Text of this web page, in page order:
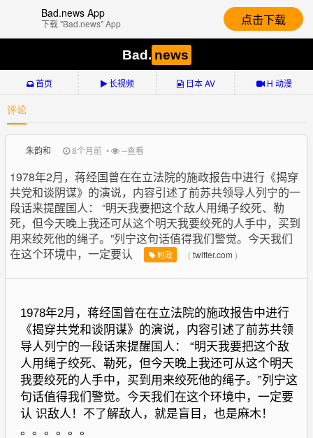
Bad.news App
下载 "Bad.news" App 点击下载
Bad. news
首页 长视频 日本 AV H 动漫
评论
朱韵和 8个月前 • --查看
1978年2月，蒋经国曾在在立法院的施政报告中进行《揭穿
共党和谈阴谋》的演说，内容引述了前苏共领导人列宁的一
段话来提醒国人： “明天我要把这个敌人用绳子绞死、勒
死，但今天晚上我还可从这个明天我要绞死的人手中，买到
用来绞死他的绳子。”列宁这句话值得我们警觉。今天我们
在这个环境中，一定要认
时政 (twitter.com)
1978年2月，蒋经国曾在在立法院的施政报告中进行
《揭穿共党和谈阴谋》的演说，内容引述了前苏共领
导人列宁的一段话来提醒国人： “明天我要把这个敌
人用绳子绞死、勒死，但今天晚上我还可从这个明天
我要绞死的人手中，买到用来绞死他的绳子。”列宁这
句话值得我们警觉。今天我们在这个环境中，一定要
认 识敌人！不了解敌人，就是盲目，也是麻木！
。。。。。。